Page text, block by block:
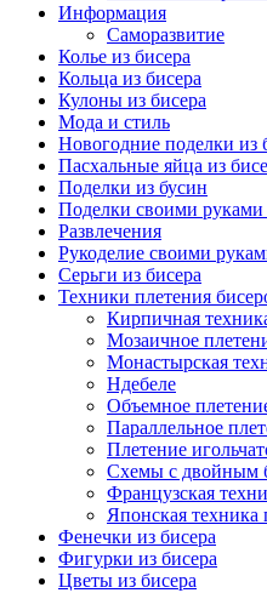
Информация
Саморазвитие
Колье из бисера
Кольца из бисера
Кулоны из бисера
Мода и стиль
Новогодние поделки из
Пасхальные яйца из
Поделки из бусин
Поделки своими руками
Развлечения
Рукоделие своими
Серьги из бисера
Техники плетения
Кирпичная
Мозаичное
Монастырская
Ндебеле
Объемное
Параллельное
Плетение
Схемы с двойным
Французская
Японская техника
Фенечки из бисера
Фигурки из бисера
Цветы из бисера